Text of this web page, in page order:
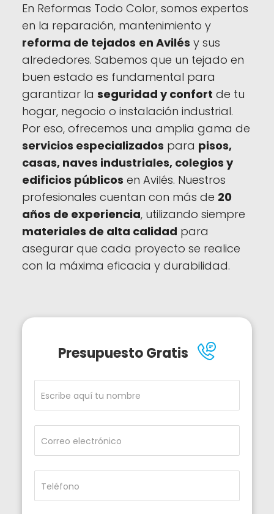
En Reformas Todo Color, somos expertos
en la reparación, mantenimiento y
reforma de tejados en Avilés y sus
alrededores. Sabemos que un tejado en
buen estado es fundamental para
garantizar la seguridad y confort de tu
hogar, negocio o instalación industrial.
Por eso, ofrecemos una amplia gama de
servicios especializados para pisos,
casas, naves industriales, colegios y
edificios públicos en Avilés. Nuestros
profesionales cuentan con más de 20
años de experiencia, utilizando siempre
materiales de alta calidad para
asegurar que cada proyecto se realice
con la máxima eficacia y durabilidad.
Presupuesto Gratis